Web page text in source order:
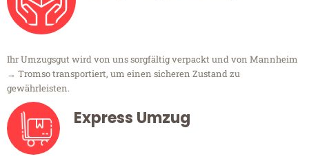
Ihr Umzugsgut wird von uns sorgfältig verpackt und von Mannheim
→ Tromso transportiert, um einen sicheren Zustand zu
gewährleisten.
Express Umzug